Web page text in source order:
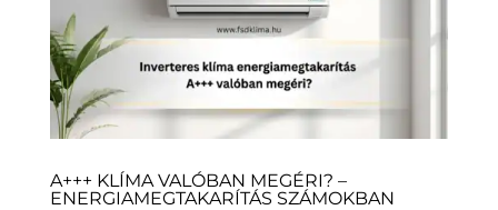
A+++ KLÍMA VALÓBAN MEGÉRI? –
ENERGIAMEGTAKARÍTÁS SZÁMOKBAN